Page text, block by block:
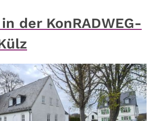
der KonRADWEG-